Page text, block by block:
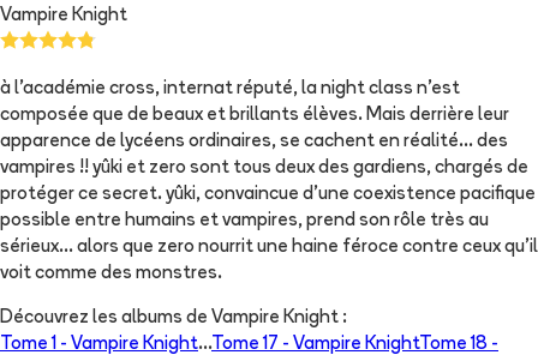
Vampire Knight
à l'académie cross, internat réputé, la night class n'est
composée que de beaux et brillants élèves. Mais derrière leur
apparence de lycéens ordinaires, se cachent en réalité... des
vampires !! yûki et zero sont tous deux des gardiens, chargés de
protéger ce secret. yûki, convaincue d'une coexistence pacifique
possible entre humains et vampires, prend son rôle très au
sérieux... alors que zero nourrit une haine féroce contre ceux qu'il
voit comme des monstres.
Découvrez les albums de Vampire Knight :
Tome 1 - Vampire Knight...Tome 17 - Vampire KnightTome 18 -